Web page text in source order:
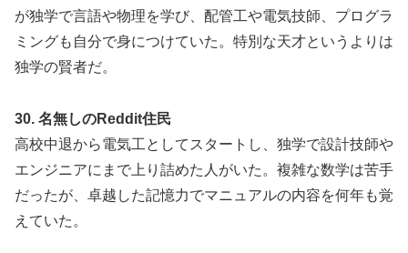
が独学で言語や物理を学び、配管工や電気技師、プログラ
ミングも自分で身につけていた。特別な天才というよりは
独学の賢者だ。
30. 名無しのReddit住民
高校中退から電気工としてスタートし、独学で設計技師や
エンジニアにまで上り詰めた人がいた。複雑な数学は苦手
だったが、卓越した記憶力でマニュアルの内容を何年も覚
えていた。